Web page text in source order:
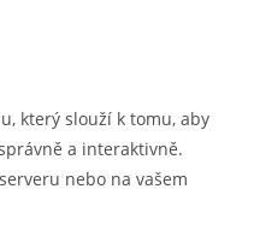
který slouží k tomu, aby
a interaktivně.
nebo na vašem